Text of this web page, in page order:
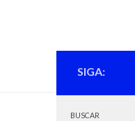
SIGA:
BUSCAR